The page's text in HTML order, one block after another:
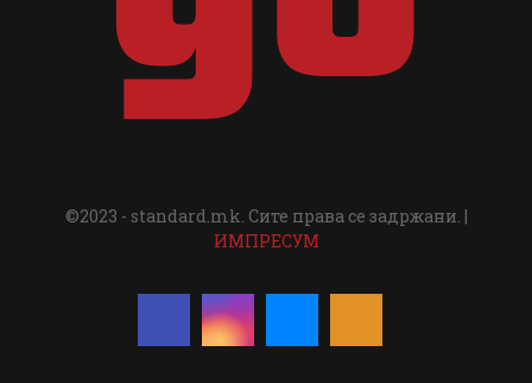
©2023 - standard.mk. Сите права се задржани. |
ИМПРЕСУМ